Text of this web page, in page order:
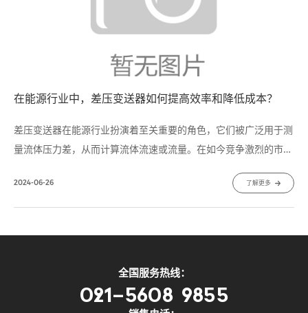
在能源行业中，差压变送器如何提高效率和降低成本？
差压变送器在能源行业扮演着至关重要的角色，它们被广泛用于测
量流体压力差，从而计算流体流速或流量。在如今竞争激烈的市场
送器​作为关键的测量设备，通过技术创新和优化，可以显著提升效
率，降低成本。
2024-06-26 了解更多
全国服务热线：
021-5608 9855